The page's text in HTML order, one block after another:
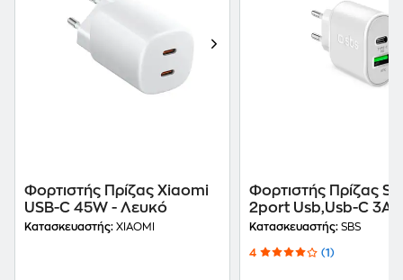
Φορτιστής Πρίζας Xiaomi
USB-C 45W - Λευκό
Κατασκευαστής: XIAOMI
Φορτιστής Πρίζας
2port Usb,Usb-C 3A
White
Κατασκευαστής: SBS
4 (1)